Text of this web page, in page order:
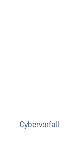
Cybervorfall